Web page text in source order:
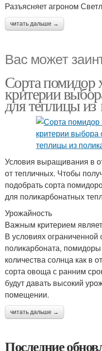
Разъясняет агроном
читать дальше →
Вас может
Сорта
критерии
для теплицы из
Условия выращивания в
от тепличных. Чтобы
подобрать сорта
для поликарбонатных
Урожайность
Важным критерием
В условиях
поликарбоната,
количества солнца как в
сорта овоща с ранним
будут давать высокий
помещении.
читать дальше →
Последние